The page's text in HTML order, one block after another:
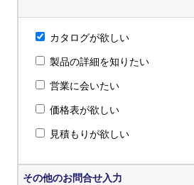
カタログが欲しい
製品の詳細を知りたい
営業に会いたい
価格表が欲しい
見積もりが欲しい
その他のお問合せ入力